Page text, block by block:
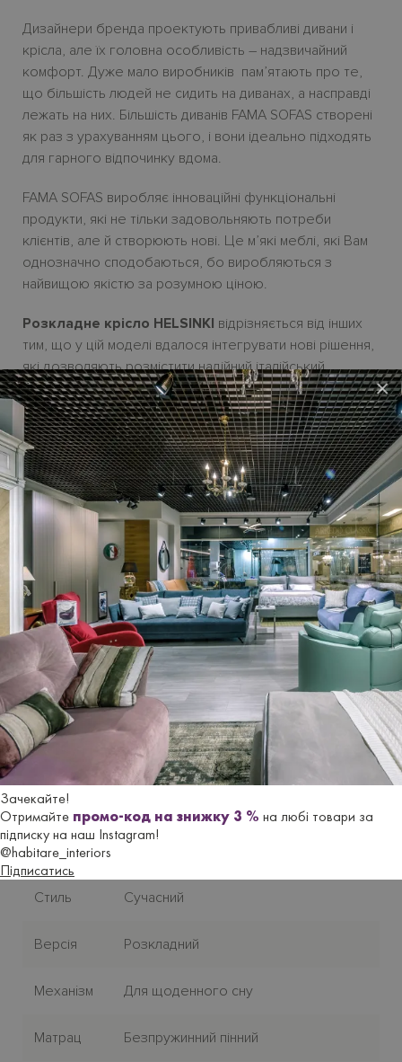
Зачекайте!
Отримайте промо-код на знижку 3 % на любі товари за
підписку на наш Instagram!
@habitare_interiors
Підписатись
×
Дизайнери бренда проектують привабливі дивани і
крісла, але їх головна особливість – надзвичайний
комфорт. Дуже мало виробників пам’ятають про те,
що більшість людей не сидить на диванах, а насправді
лежать на них. Більшість диванів FAMA SOFAS створені
як раз з урахуванням цього, і вони ідеально підходять
для гарного відпочинку вдома.
FAMA SOFAS виробляє інноваційні функціональні
продукти, які не тільки задовольняють потреби
клієнтів, але й створюють нові. Це м’які меблі, які Вам
однозначно сподобаються, бо виробляються з
найвищою якістю за розумною ціною.
Розкладне крісло HELSINKI відрізняється від інших
тим, що у цій моделі вдалося інтегрувати нові рішення,
які дозволяють розмістити надійний італійський
механізм для щоденного сну у дизайн, який ніколи не
змусить подумати, що насправді це крісло-ліжко. А
якісний пінний матрацVISCOELASTIC FOAMвисотою
13 см зробить Ваш сон ідеальним.
Чудова візуальна легкість і зручність в прибиранні
досягаються завдяки високим дерев’яним ніжкам
висотою H15 см. А вигнуті підлокітники додають кріслу
вишуканості.
Крісло-ліжко HELSINKI виготовляється під замовлення.
Термін постачання з Іспаніїдо 3-x місяців.
Гарантійний термін - 18 місяців.
Характеристики
Бренд FAMA SOFAS
Країна-
виробник
Iспанiя
Стиль Сучасний
Версія Розкладний
Механiзм Для щоденного сну
Матрац Безпружинний пінний